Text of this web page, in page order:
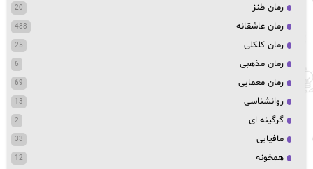
رمان طنز 20
رمان عاشقانه 488
رمان کلکلی 25
رمان مذهبی 6
رمان معمایی 69
روانشناسی 13
گرگینه ای 2
مافیایی 33
همخونه 12